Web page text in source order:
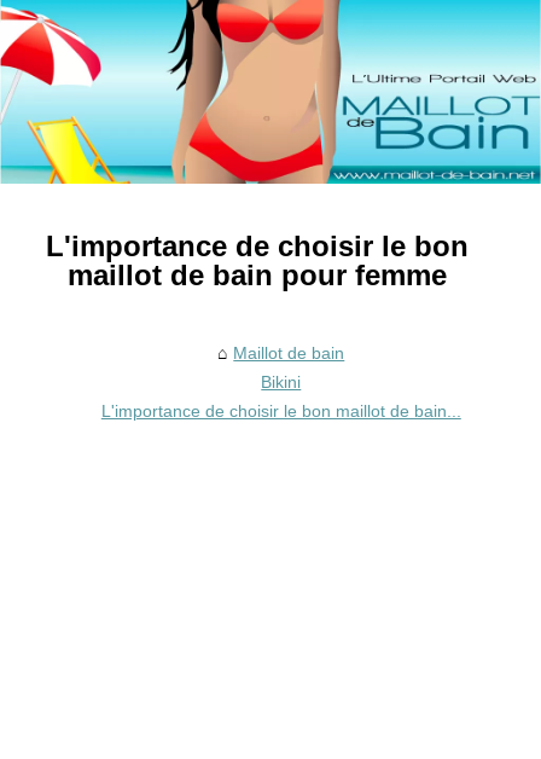
L'importance de choisir le bon
maillot de bain pour femme
Maillot de bain
Bikini
L'importance de choisir le bon maillot de bain...